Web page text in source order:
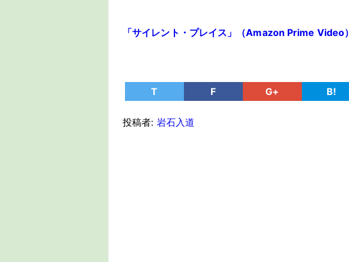
「サイレント・プレイス」（Amazon Prime Video）
T F G+ B!
投稿者: 岩石入道